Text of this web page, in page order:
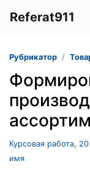
Referat911
Рубрикатор
Курсовая работа,
имя